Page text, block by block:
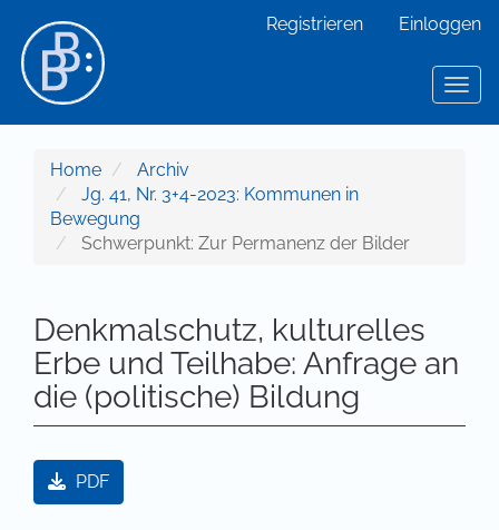
Hauptinhalt
Sidebar
Registrieren Einloggen
Home
Archiv
Jg. 41, Nr. 3+4-2023: Kommunen in
Bewegung
Schwerpunkt: Zur Permanenz der Bilder
Denkmalschutz, kulturelles
Erbe und Teilhabe: Anfrage an
die (politische) Bildung
Artikel-Sidebar
PDF